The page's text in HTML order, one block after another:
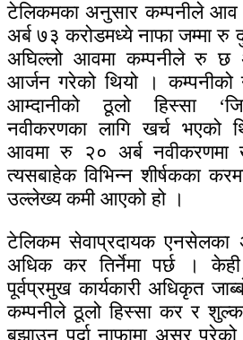
टेलिकमका अनुसार कम्पनीले
अर्ब ७३ करोडमध्ये नाफा जम्मा रु
अघिल्लो आवमा कम्पनीले रु छ
आर्जन गरेको थियो ।
आम्दानीको ठूलो हिस्सा
नवीकरणका लागि खर्च भएको
आवमा रु २० अर्ब नवीकरणमा
त्यसबाहेक विभिन्न शीर्षकका
उल्लेख्य कमी आएको हो ।
टेलिकम सेवाप्रदायक एनसेलका
अधिक कर तिर्नेमा पर्छ ।
पूर्वप्रमुख कार्यकारी अधिकृत
कम्पनीले ठूलो हिस्सा कर र
बुझाउनु पर्दा नाफामा असर